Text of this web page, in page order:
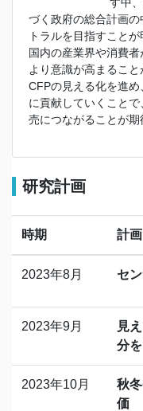
づく政府の総合計画
トラルを目指すこと
国内の産業界や消費者
より意識が高まるこ
CFPの見える化を進
に貢献していくこと
売につながることが期
研究計画
時期 計画
2023年8月 セ
2023年9月
見
分
2023年10月
秋
価